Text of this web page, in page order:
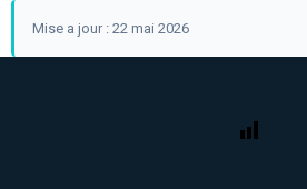
Mise a jour : 22 mai 2026